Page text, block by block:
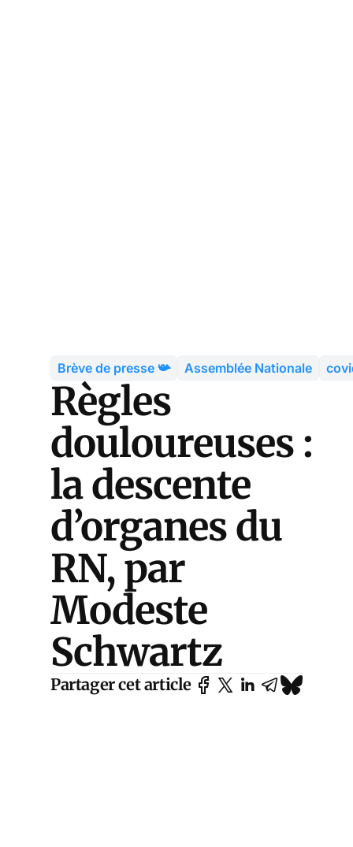
Brève de presse 📯 Assemblée Nationale
Règles
douloureuses :
la descente
d’organes du
RN, par
Modeste
Schwartz
Partager cet article